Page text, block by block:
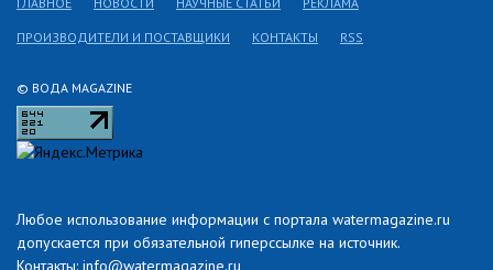
© ВОДА MAGAZINE
Любое использование информации с портала watermagazine.ru
допускается при обязательной гиперссылке на источник.
Контакты: info@watermagazine.ru
ПРОИЗВОДИТЕЛИ И ПОСТАВЩИКИ КОНТАКТЫ RSS